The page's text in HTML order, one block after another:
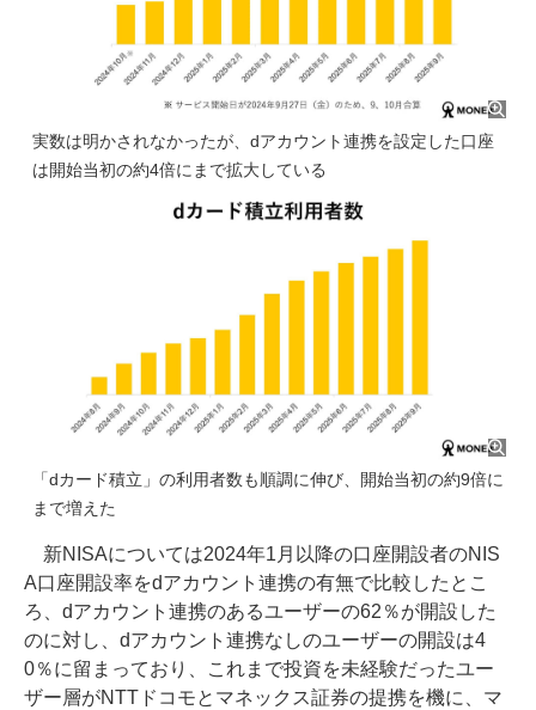
実数は明かされなかったが、dアカウント連携を設定した口座
は開始当初の約4倍にまで拡大している
「dカード積立」の利用者数も順調に伸び、開始当初の約9倍に
まで増えた
新NISAについては2024年1月以降の口座開設者のNIS
A口座開設率をdアカウント連携の有無で比較したとこ
ろ、dアカウント連携のあるユーザーの62％が開設した
のに対し、dアカウント連携なしのユーザーの開設は4
0％に留まっており、これまで投資を未経験だったユー
ザー層がNTTドコモとマネックス証券の提携を機に、マ